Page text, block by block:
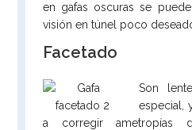
en gafas oscuras se
visión en túnel poco
Facetado
Son
especial,
a corregir ametropías